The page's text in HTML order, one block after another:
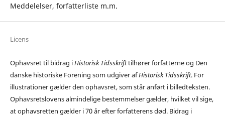
Meddelelser, forfatterliste m.m.
Licens
Ophavsret til bidrag iHistorisk Tidsskrifttilhører forfatterne og Den
danske historiske Forening som udgiver afHistorisk Tidsskrift. For
illustrationer gælder den ophavsret, som står anført i billedteksten.
Ophavsretslovens almindelige bestemmelser gælder, hvilket vil sige,
at ophavsretten gælder i 70 år efter forfatterens død. Bidrag i